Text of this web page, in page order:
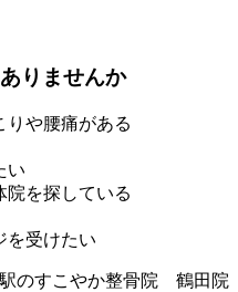
りや腰痛がある
い
院を探している
を受けたい
のすこやか整骨院 鶴田院